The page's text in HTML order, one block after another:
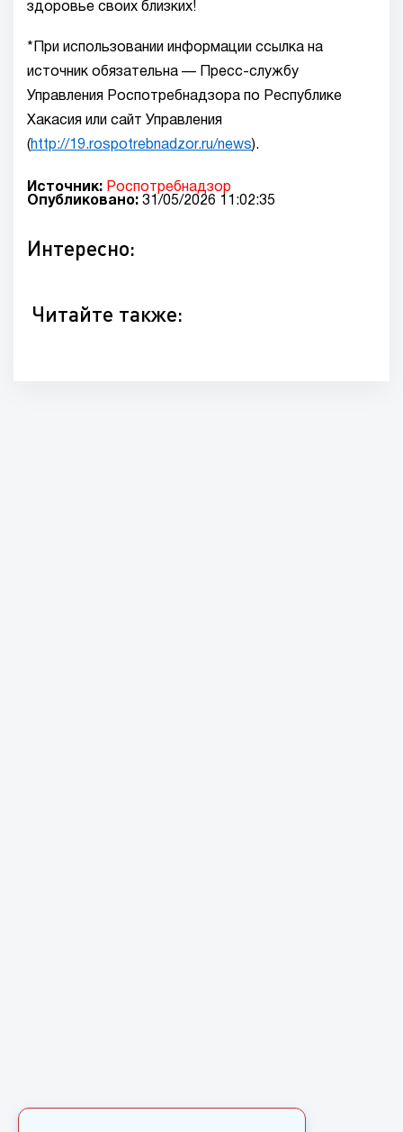
здоровье своих близких!
*При использовании информации ссылка на
источник обязательна — Пресс-службу
Управления Роспотребнадзора по Республике
Хакасия или сайт Управления
( http://19.rospotrebnadzor.ru/news).
Источник: Роспотребнадзор
Опубликовано: 31/05/2026 11:02:35
Интересно:
Читайте также: